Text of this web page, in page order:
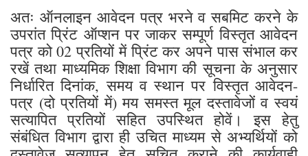
अतः ऑनलाइन आवेदन पत्र भरने व सबमिट करने के
उपरांत प्रिंट ऑप्शन पर जाकर सम्पूर्ण विस्तृत आवेदन
पत्र को 02 प्रतियों में प्रिंट कर अपने पास संभाल कर
रखें तथा माध्यमिक शिक्षा विभाग की सूचना के अनुसार
निर्धारित दिनांक, समय व स्थान पर विस्तृत आवेदन-
पत्र (दो प्रतियों में) मय समस्त मूल दस्तावेजों व स्वयं
सत्यापित प्रतियों सहित उपस्थित होवें। इस हेतु
संबंधित विभाग द्वारा ही उचित माध्यम से अभ्यर्थियों को